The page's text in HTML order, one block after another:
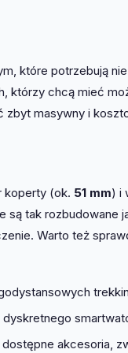
które potrzebują
którzy chcą mieć
masywny i
koperty (ok. 51 mm) i
są tak rozbudowane
Warto też
akcesoria,